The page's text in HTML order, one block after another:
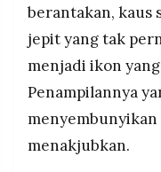
berantakan, kaus
jepit yang tak
menjadi ikon
Penampilannya
menakjubkan.